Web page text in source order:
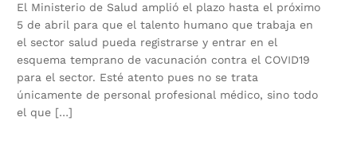
El Ministerio de Salud amplió el plazo hasta el próximo
5 de abril para que el talento humano que trabaja en
el sector salud pueda registrarse y entrar en el
esquema temprano de vacunación contra el COVID19
para el sector. Esté atento pues no se trata
únicamente de personal profesional médico, sino todo
el que […]